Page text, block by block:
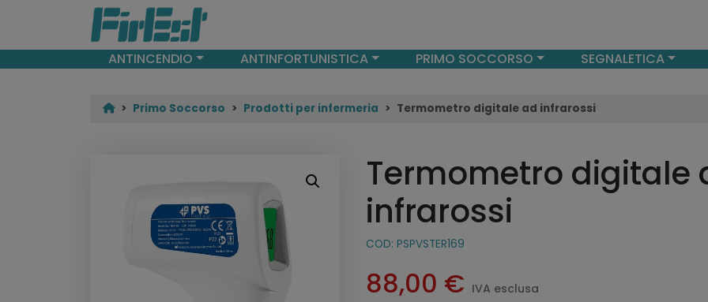
ANTINCENDIO ANTINFORTUNISTICA PRIMO SOCCORSO SEGNALETICA
Primo Soccorso Prodotti per infermeria Termometro digitale ad infrarossi
Termometro digitale
infrarossi
COD: PSPVSTER169
88,00 € IVA esclusa